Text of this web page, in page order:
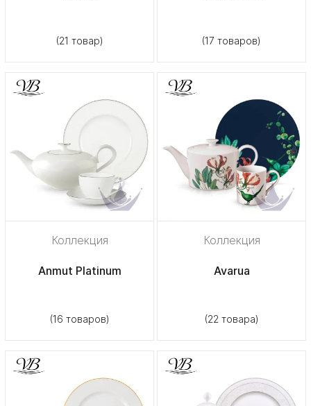
(21 товар) (17 товаров)
Коллекция
Anmut Platinum
(16 товаров)
Коллекция
Avarua
(22 товара)